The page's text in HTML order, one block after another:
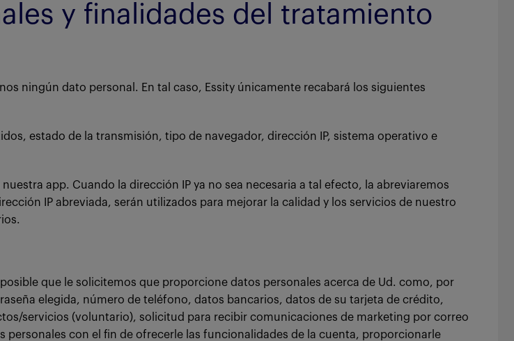
y finalidades del tratamiento
ningún dato personal. En tal caso, Essity únicamente recabará los siguientes
estado de la transmisión, tipo de navegador, dirección IP, sistema operativo e
app. Cuando la dirección IP ya no sea necesaria a tal efecto, la abreviaremos
IP abreviada, serán utilizados para mejorar la calidad y los servicios de nuestro
que le solicitemos que proporcione datos personales acerca de Ud. como, por
elegida, número de teléfono, datos bancarios, datos de su tarjeta de crédito,
servicios (voluntario), solicitud para recibir comunicaciones de marketing por correo
con el fin de ofrecerle las funcionalidades de la cuenta, proporcionarle